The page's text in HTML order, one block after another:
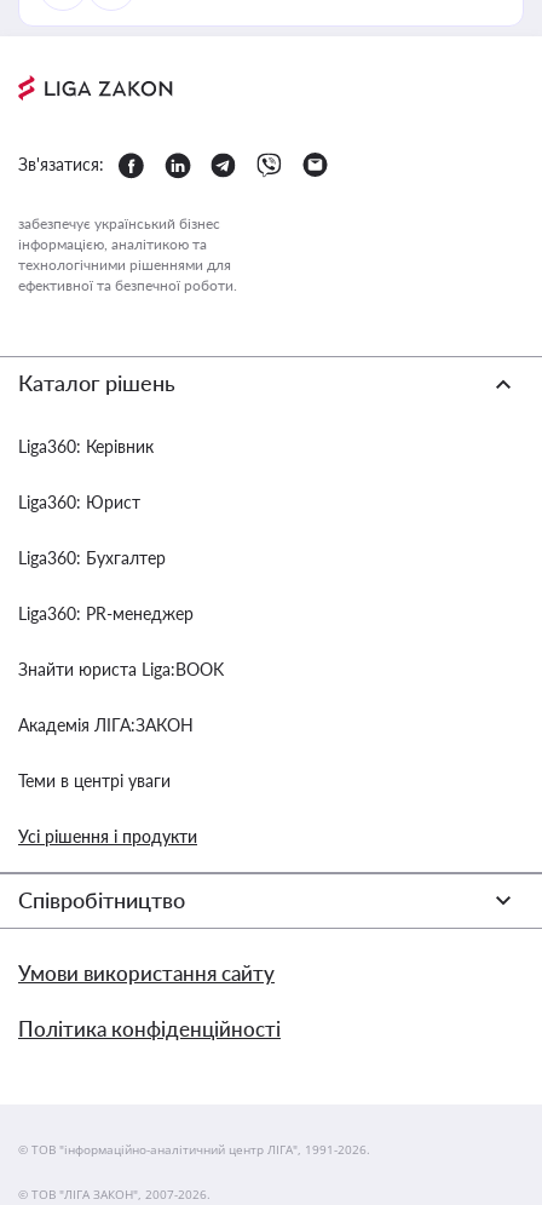
Зв'язатися:
забезпечує український бізнес
інформацією, аналітикою та
технологічними рішеннями для
ефективної та безпечної роботи.
Каталог рішень
Liga360: Керівник
Liga360: Юрист
Liga360: Бухгалтер
Liga360: PR-менеджер
Знайти юриста Liga:BOOK
Академія ЛІГА:ЗАКОН
Теми в центрі уваги
Усі рішення і продукти
Співробітництво
Умови використання сайту
Політика конфіденційності
© ТОВ "інформаційно-аналітичний центр ЛІГА", 1991-2026.
© ТОВ "ЛІГА ЗАКОН", 2007-2026.